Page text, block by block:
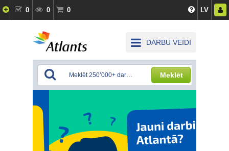
0 0 0 LV
DARBU VEIDI
Meklēt